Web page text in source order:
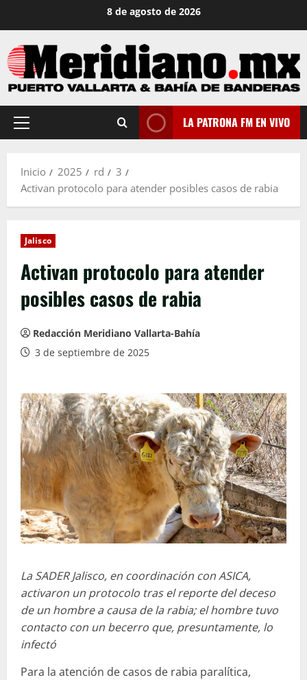
contenido
8 de agosto de 2026
Menú
LA PATRONA FM EN VIVO
Inicio 2025 rd
3
Activan protocolo para atender posibles casos de rabia
Jalisco
Activan protocolo para atender
posibles casos de rabia
Redacción Meridiano Vallarta-Bahía
3 de septiembre de 2025
La SADER Jalisco, en coordinación con ASICA,
activaron un protocolo tras el reporte del deceso
de un hombre a causa de la rabia; el hombre tuvo
contacto con un becerro que, presuntamente, lo
infectó
Para la atención de casos de rabia paralítica,